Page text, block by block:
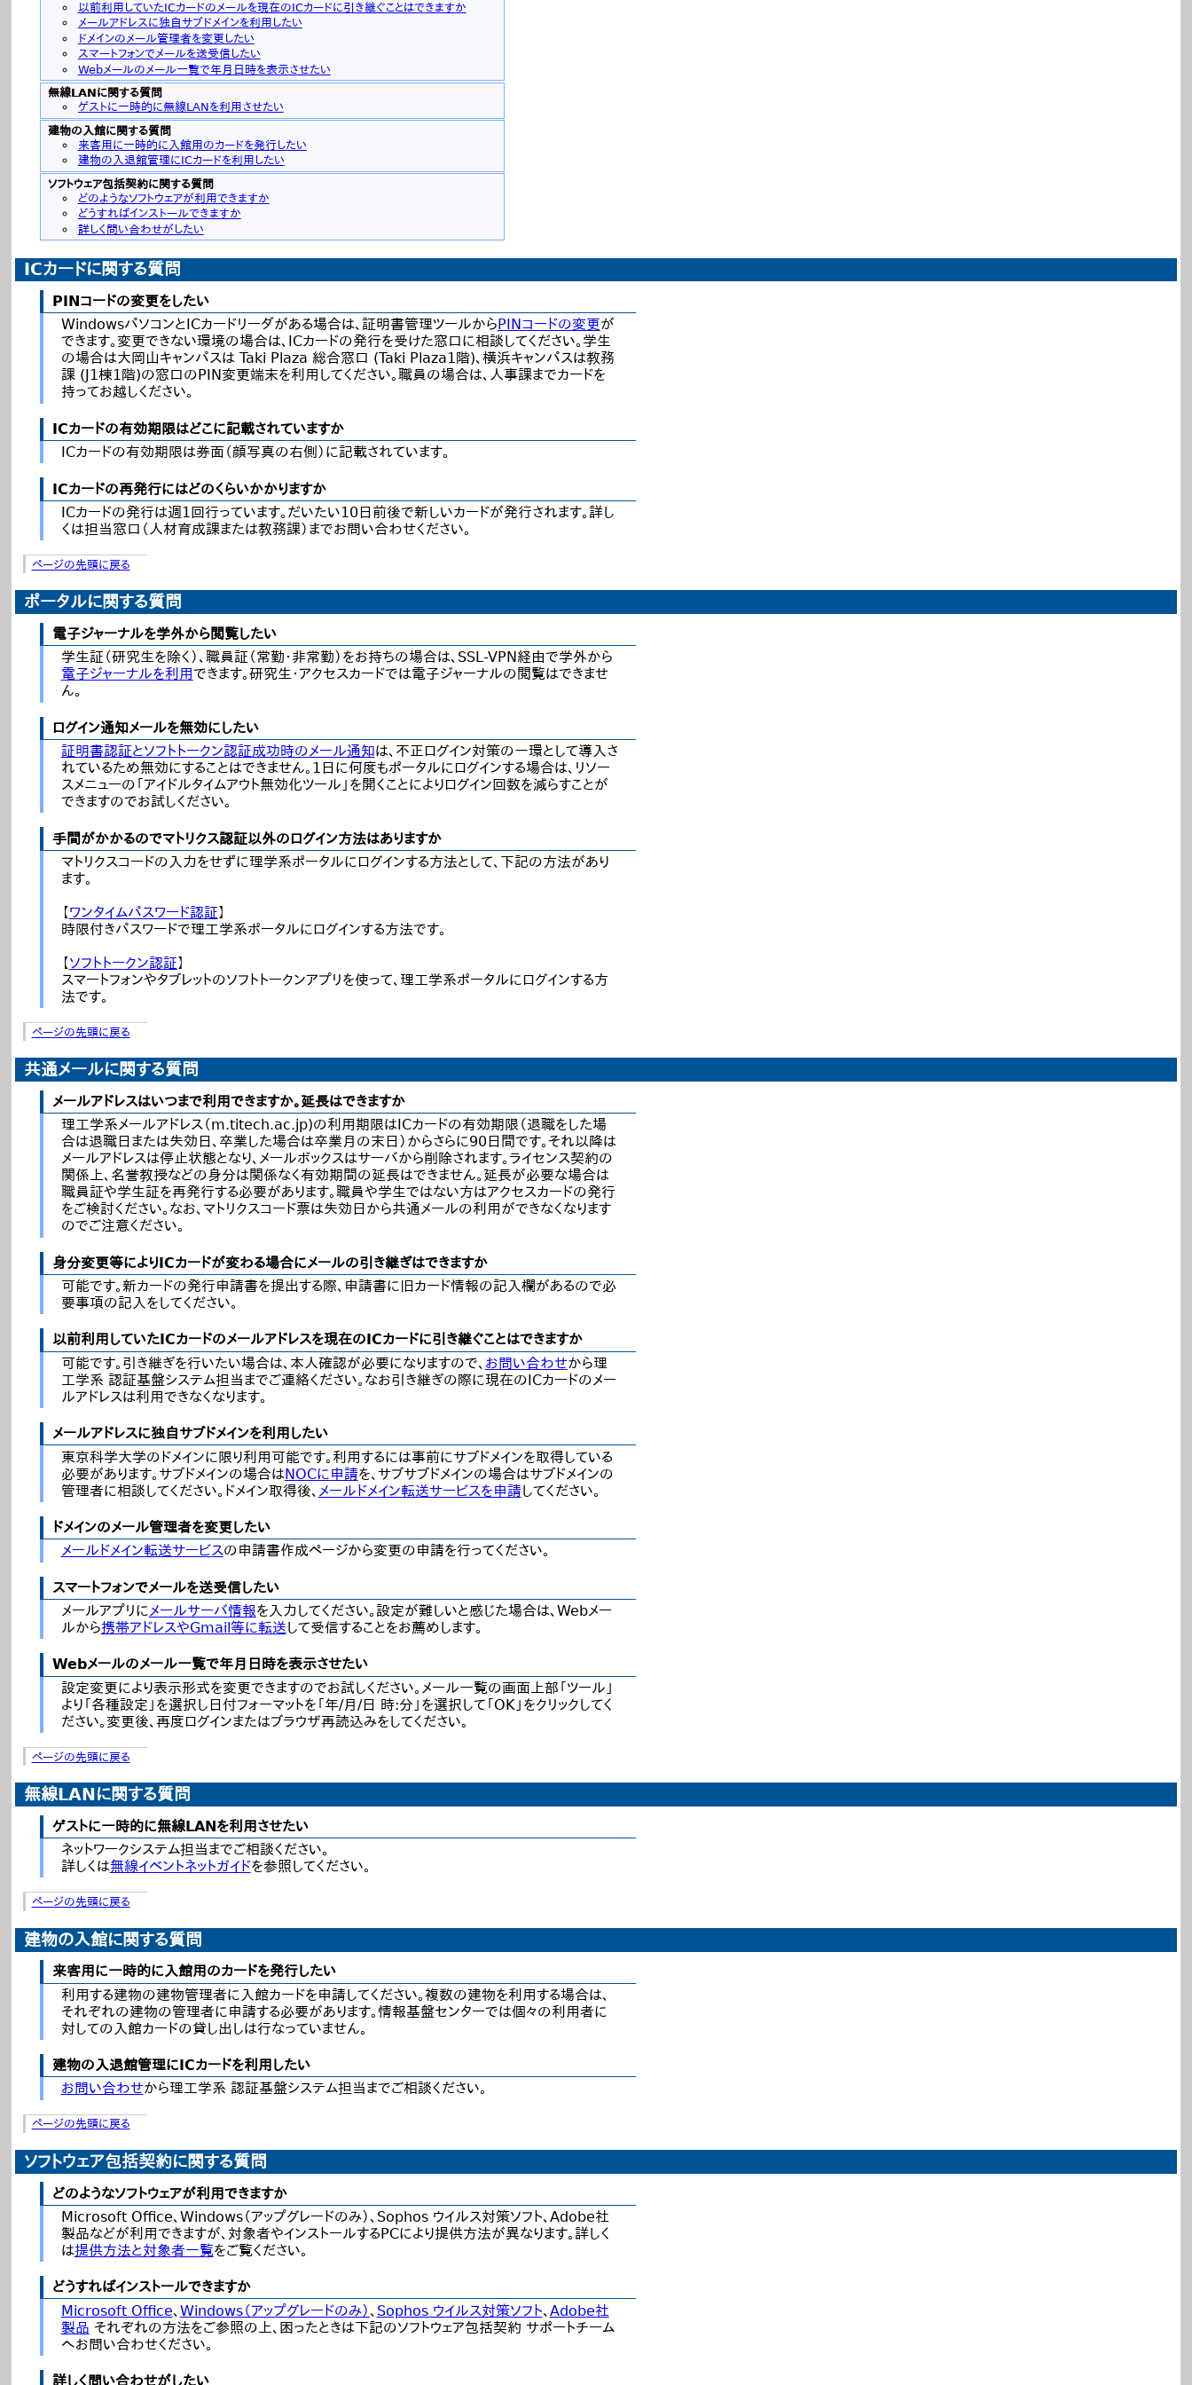
以前利用していたICカードのメールを現在のICカードに引き継ぐことはできますか
メールアドレスに独自サブドメインを利用したい
ドメインのメール管理者を変更したい
スマートフォンでメールを送受信したい
Webメールのメール一覧で年月日時を表示させたい
無線LANに関する質問
ゲストに一時的に無線LANを利用させたい
建物の入館に関する質問
来客用に一時的に入館用のカードを発行したい
建物の入退館管理にICカードを利用したい
ソフトウェア包括契約に関する質問
どのようなソフトウェアが利用できますか
どうすればインストールできますか
詳しく問い合わせがしたい
ICカードに関する質問
PINコードの変更をしたい
WindowsパソコンとICカードリーダがある場合は、証明書管理ツールから PINコードの変更が
できます。変更できない環境の場合は、ICカードの発行を受けた窓口に相談してください。学生
の場合は大岡山キャンパスは Taki Plaza 総合窓口 (Taki Plaza1階)、横浜キャンパスは教務
課 (J1棟1階)の窓口のPIN変更端末を利用してください。職員の場合は、人事課までカードを
持ってお越しください。
ICカードの有効期限はどこに記載されていますか
ICカードの有効期限は券面（顔写真の右側）に記載されています。
ICカードの再発行にはどのくらいかかりますか
ICカードの発行は週1回行っています。だいたい10日前後で新しいカードが発行されます。詳し
くは担当窓口（人材育成課または教務課）までお問い合わせください。
ページの先頭に戻る
ポータルに関する質問
電子ジャーナルを学外から閲覧したい
学生証（研究生を除く）、職員証（常勤・非常勤）をお持ちの場合は、SSL-VPN経由で学外から
電子ジャーナルを利用できます。研究生・アクセスカードでは電子ジャーナルの閲覧はできませ
ん。
ログイン通知メールを無効にしたい
証明書認証とソフトトークン認証成功時のメール通知は、不正ログイン対策の一環として導入さ
れているため無効にすることはできません。1日に何度もポータルにログインする場合は、リソー
スメニューの「アイドルタイムアウト無効化ツール」を開くことによりログイン回数を減らすことが
できますのでお試しください。
手間がかかるのでマトリクス認証以外のログイン方法はありますか
マトリクスコードの入力をせずに理学系ポータルにログインする方法として、下記の方法があり
ます。
【ワンタイムパスワード認証】
時限付きパスワードで理工学系ポータルにログインする方法です。
【ソフトトークン認証】
スマートフォンやタブレットのソフトトークンアプリを使って、理工学系ポータルにログインする方
法です。
ページの先頭に戻る
共通メールに関する質問
メールアドレスはいつまで利用できますか。延長はできますか
理工学系メールアドレス（m.titech.ac.jp)の利用期限はICカードの有効期限（退職をした場
合は退職日または失効日、卒業した場合は卒業月の末日）からさらに90日間です。それ以降は
メールアドレスは停止状態となり、メールボックスはサーバから削除されます。ライセンス契約の
関係上、名誉教授などの身分は関係なく有効期間の延長はできません。延長が必要な場合は
職員証や学生証を再発行する必要があります。職員や学生ではない方はアクセスカードの発行
をご検討ください。なお、マトリクスコード票は失効日から共通メールの利用ができなくなります
のでご注意ください。
身分変更等によりICカードが変わる場合にメールの引き継ぎはできますか
可能です。新カードの発行申請書を提出する際、申請書に旧カード情報の記入欄があるので必
要事項の記入をしてください。
以前利用していたICカードのメールアドレスを現在のICカードに引き継ぐことはできますか
可能です。引き継ぎを行いたい場合は、本人確認が必要になりますので、 お問い合わせから理
工学系 認証基盤システム担当までご連絡ください。なお引き継ぎの際に現在のICカードのメー
ルアドレスは利用できなくなります。
メールアドレスに独自サブドメインを利用したい
東京科学大学のドメインに限り利用可能です。利用するには事前にサブドメインを取得している
必要があります。サブドメインの場合はNOCに申請を、サブサブドメインの場合はサブドメインの
管理者に相談してください。ドメイン取得後、 メールドメイン転送サービスを申請してください。
ドメインのメール管理者を変更したい
メールドメイン転送サービスの申請書作成ページから変更の申請を行ってください。
スマートフォンでメールを送受信したい
メールアプリにメールサーバ情報を入力してください。設定が難しいと感じた場合は、Webメー
ルから携帯アドレスやGmail等に転送して受信することをお薦めします。
Webメールのメール一覧で年月日時を表示させたい
設定変更により表示形式を変更できますのでお試しください。メール一覧の画面上部「ツール」
より「各種設定」を選択し日付フォーマットを「年/月/日 時:分」を選択して「OK」をクリックしてく
ださい。変更後、再度ログインまたはブラウザ再読込みをしてください。
ページの先頭に戻る
無線LANに関する質問
ゲストに一時的に無線LANを利用させたい
ネットワークシステム担当までご相談ください。
詳しくは無線イベントネットガイドを参照してください。
ページの先頭に戻る
建物の入館に関する質問
来客用に一時的に入館用のカードを発行したい
利用する建物の建物管理者に入館カードを申請してください。複数の建物を利用する場合は、
それぞれの建物の管理者に申請する必要があります。情報基盤センターでは個々の利用者に
対しての入館カードの貸し出しは行なっていません。
建物の入退館管理にICカードを利用したい
お問い合わせから理工学系 認証基盤システム担当までご相談ください。
ページの先頭に戻る
ソフトウェア包括契約に関する質問
どのようなソフトウェアが利用できますか
Microsoft Office、Windows（アップグレードのみ）、Sophos ウイルス対策ソフト、Adobe社
製品などが利用できますが、対象者やインストールするPCにより提供方法が異なります。詳しく
は提供方法と対象者一覧をご覧ください。
どうすればインストールできますか
Microsoft Office、 Windows（アップグレードのみ） 、 Sophos ウイルス対策ソフト、 Adobe社
製品 それぞれの方法をご参照の上、困ったときは下記のソフトウェア包括契約 サポートチーム
へお問い合わせください。
詳しく問い合わせがしたい